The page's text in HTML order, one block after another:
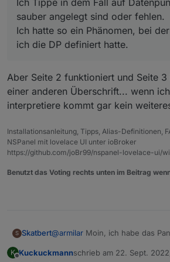
Das Script lädt die Seite und
Aliase, erster Touch auf den
die nächste Seite mit den
Touch passiert im Protokoll
sehen. Es scheint als wenn
gesperrt wird und erst wieder
wenn der Screensaver kommt
jetzt raus, das ist 10
Danke an alle die sich da mit
sauber angelegt sind oder fehlen.
Ich hatte so ein Phänomen, bei
ich die DP definiert hatte.
Aber Seite 2 funktioniert und Seite
einer anderen Überschrift... wenn
interpretiere kommt gar kein
Installationsanleitung, Tipps, Alias-Definitionen,
NSPanel mit lovelace UI unter ioBroker
https://github.com/joBr99/nspanel-lovelace-ui/
Benutzt das Voting rechts unten im Beitrag
S Skatbert@armilar Moin, ich habe das
Es funktioniert wie vorher,
K Kuckuckmannschrieb am 22. Sept.
zuletzt editiert von